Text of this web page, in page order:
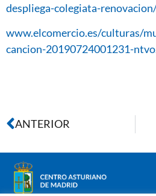
despliega-colegiata-
www.elcomercio.es/culturas/
cancion-20190724001231-
ANTERIOR